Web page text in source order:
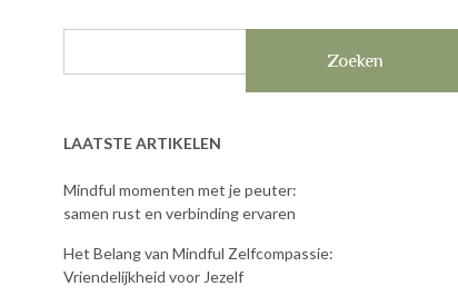
Zoeken
LAATSTE ARTIKELEN
Mindful momenten met je peuter:
samen rust en verbinding ervaren
Het Belang van Mindful Zelfcompassie:
Vriendelijkheid voor Jezelf